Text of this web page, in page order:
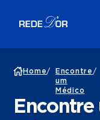
Home/
Encontre
um
Médico
/